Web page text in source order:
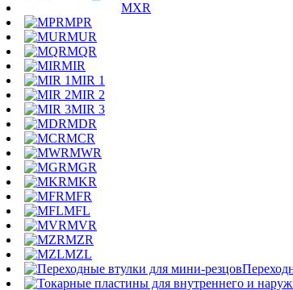
MXR
MPR
MUR
MQR
MIR
MIR 1
MIR 2
MIR 3
MDR
MCR
MWR
MGR
MKR
MFR
MFL
MVR
MZR
MZL